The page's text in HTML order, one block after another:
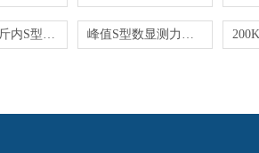
供应500公斤内S型数显测力计厂家 峰值S型数显测力计_可连接电脑数字拉力仪